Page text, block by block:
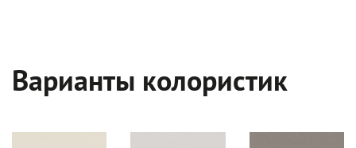
Варианты колористик